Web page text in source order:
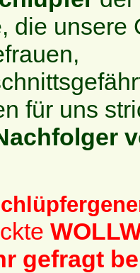
die unsere
für uns
gefragt